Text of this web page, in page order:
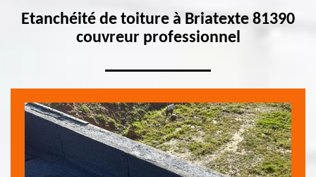
Etanchéité de toiture à Briatexte 81390
couvreur professionnel